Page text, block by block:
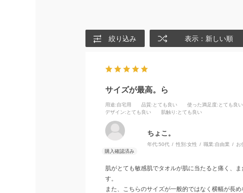
絞り込み 表示：新しい順
サイズが最高。ら
用途:自宅用 品質:とても良い 使った満足度:とても良い
デザイン:とても良い 肌触り :とても良い
ちょこ。
年代:50代 性別:女性 職業:自由業 お
肌がとても敏感肌でタオルが肌に当たると痛く、
す。
また、こちらのサイズが一般的ではなく横幅が長